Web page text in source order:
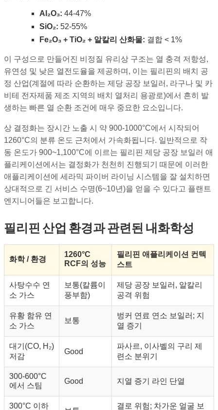
Al₂O₃: 44-47%
SiO₂: 52-55%
Fe₂O₃ + TiO₂ + 알칼리 산화물: 결합 < 1%
이 구성으로 만들어진 비정질 유리상 구조는 열 충격 저항성,
유연성 및 낮은 열전도율을 제공하며, 이는 필리핀의 배치 공
정 산업(계절에 따라 순환하는 제당 공장 보일러, 라구나 및 카
비테 전자제품 제조 지역의 배치 열처리 용광로)에서 흔히 발
생하는 빠른 열 순환 조건에 매우 중요한 요소입니다.
상 결정화는 장시간 노출 시 약 900-1000°C에서 시작되어
1260°C의 분류 온도 근처에서 가속화됩니다. 일반적으로 작
동 온도가 900~1,100°C에 이르는 필리핀 제당 공장 보일러 애
플리케이션에서는 결정화가 천천히 진행되기 때문에 이러한
애플리케이션에 세라믹 파이버 라이닝 시스템을 잘 설치하면
상대적으로 긴 서비스 수명(6~10년)을 얻을 수 있다고 플랜트
엔지니어들은 보고합니다.
필리핀 산업 환경과 관련된 내화학성
화학 / 환경
1260°C
RCF의 성능
필리핀 애플리케이션 컨텍
스트
사탕수수 연
소 가스
보통(칼륨이
풍부함)
제당 공장 보일러, 알칼리
공격 위험
유황 함유 연
소 가스
보통
벙커 연료 연소 보일러; 지
열 증기
대기(CO, H₂)
저감
Good
파사르, 이사벨의 구리 제
련소 분위기
300-600°C
에서 스팀
Good 지열 증기 라인 단열
300°C 이하 결로 위험; 차가운 얼굴 보